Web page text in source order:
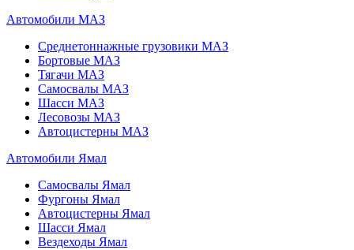
Автомобили МАЗ
Среднетоннажные грузовики МАЗ
Бортовые МАЗ
Тягачи МАЗ
Самосвалы МАЗ
Шасси МАЗ
Лесовозы МАЗ
Автоцистерны МАЗ
Автомобили Ямал
Самосвалы Ямал
Фургоны Ямал
Автоцистерны Ямал
Шасси Ямал
Вездеходы Ямал